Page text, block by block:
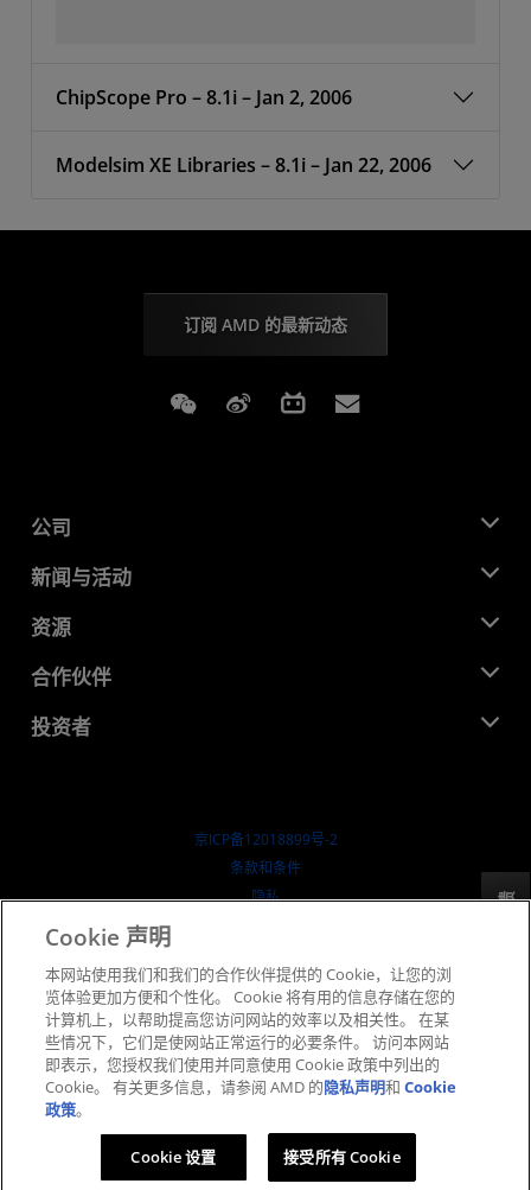
ChipScope Pro – 8.1i – Jan 2, 2006
Modelsim XE Libraries – 8.1i – Jan 22, 2006
反馈
订阅 AMD 的最新动态
Weixin Weibo Bilibili
公司
关于 AMD
企业责任
就业机会
联系我们
新闻与活动
新闻中心
媒体库
资源
开发中心
成功案例
合作伙伴
AMD 合作伙伴中心
投资者
京ICP备12018899号-2
​条款和条件
隐私
公开公平竞争
英国税收策略
Cookie 政策
Cookie 设置
Cookie 声明
本网站使用我们和我们的合作伙伴提供的 Cookie，让您的浏
览体验更加方便和个性化。 Cookie 将有用的信息存储在您的
计算机上，以帮助提高您访问网站的效率以及相关性。 在某
些情况下，它们是使网站正常运行的必要条件。 访问本网站
即表示，您授权我们使用并同意使用 Cookie 政策中列出的
Cookie。 有关更多信息，请参阅 AMD 的隐私声明和Cookie
政策。
Cookie 设置 接受所有 Cookie